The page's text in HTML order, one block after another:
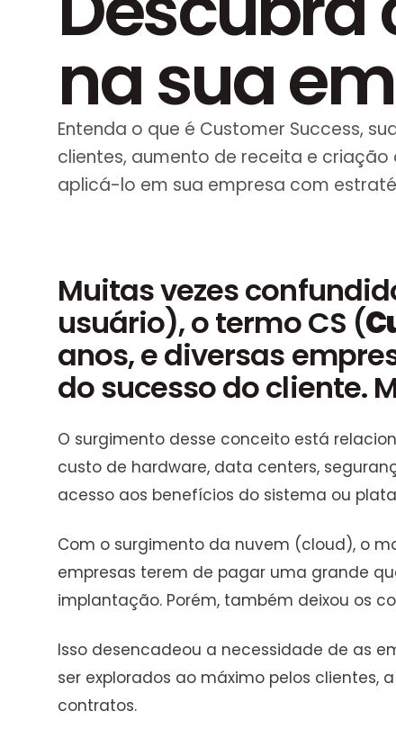
na sua
Entenda o que é Customer Success,
clientes, aumento de receita e
aplicá-lo em sua empresa com
Muitas vezes
usuário), o termo CS (
anos, e diversas
do sucesso do cliente.
O surgimento desse conceito está
custo de hardware, data centers,
acesso aos benefícios do sistema ou
Com o surgimento da nuvem (cloud), o
empresas terem de pagar uma grande
implantação. Porém, também deixou os
Isso desencadeou a necessidade de as
ser explorados ao máximo pelos
contratos.